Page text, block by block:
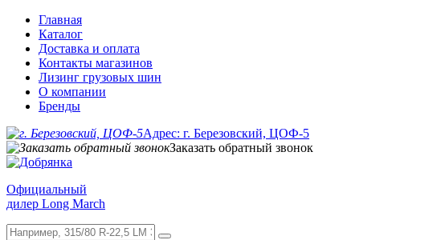
Главная
Каталог
Доставка и оплата
Контакты магазинов
Лизинг грузовых шин
О компании
Бренды
Адрес: г. Березовский, ЦОФ-5
Заказать обратный звонок
Официальный
дилер Long March